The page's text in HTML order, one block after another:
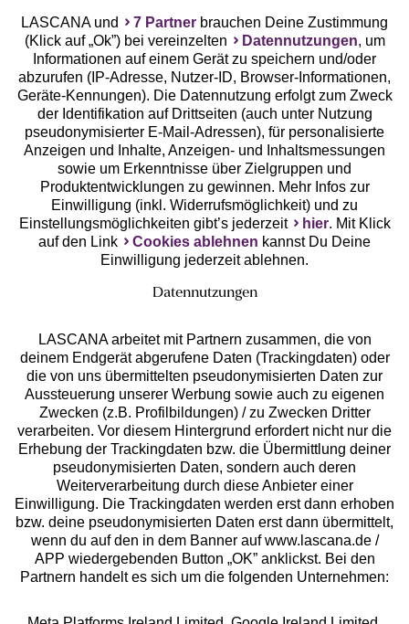
Gratis Versand ab50 €
Kostenlose Retoure
°Punkte sammeln
Services
Beratung
Über uns
Rechtliches
LASCANA und 7 Partner brauchen Deine Zustimmung
(Klick auf „Ok”) bei vereinzelten
Datennutzungen, um
Informationen auf einem Gerät zu speichern und/oder
abzurufen (IP-Adresse, Nutzer-ID, Browser-Informationen,
Geräte-Kennungen). Die Datennutzung erfolgt zum Zweck
der Identifikation auf Drittseiten (auch unter Nutzung
pseudonymisierter E-Mail-Adressen), für personalisierte
Anzeigen und Inhalte, Anzeigen- und Inhaltsmessungen
sowie um Erkenntnisse über Zielgruppen und
Produktentwicklungen zu gewinnen. Mehr Infos zur
Einwilligung (inkl. Widerrufsmöglichkeit) und zu
Einstellungsmöglichkeiten gibt’s jederzeit
hier. Mit Klick
auf den Link
Cookies ablehnen kannst Du Deine
Einwilligung jederzeit ablehnen.
Datennutzungen
LASCANA arbeitet mit Partnern zusammen, die von
deinem Endgerät abgerufene Daten (Trackingdaten) oder
die von uns übermittelten pseudonymisierten Daten zur
Aussteuerung unserer Werbung sowie auch zu eigenen
Zwecken (z.B. Profilbildungen) / zu Zwecken Dritter
verarbeiten. Vor diesem Hintergrund erfordert nicht nur die
Erhebung der Trackingdaten bzw. die Übermittlung deiner
pseudonymisierten Daten, sondern auch deren
Weiterverarbeitung durch diese Anbieter einer
Einwilligung. Die Trackingdaten werden erst dann erhoben
bzw. deine pseudonymisierten Daten erst dann übermittelt,
wenn du auf den in dem Banner auf www.lascana.de /
APP wiedergebenden Button „OK” anklickst. Bei den
Partnern handelt es sich um die folgenden Unternehmen: